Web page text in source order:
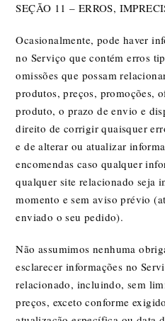
SEÇÃO 11 – ERROS,
Ocasionalmente, pode haver
no Serviço que contém erros
omissões que possam
produtos, preços, promoções,
produto, o prazo de envio e
direito de corrigir quaisquer
e de alterar ou atualizar
encomendas caso qualquer
qualquer site relacionado seja
momento e sem aviso prévio
enviado o seu pedido).
Não assumimos nenhuma
esclarecer informações no
relacionado, incluindo, sem
preços, exceto conforme